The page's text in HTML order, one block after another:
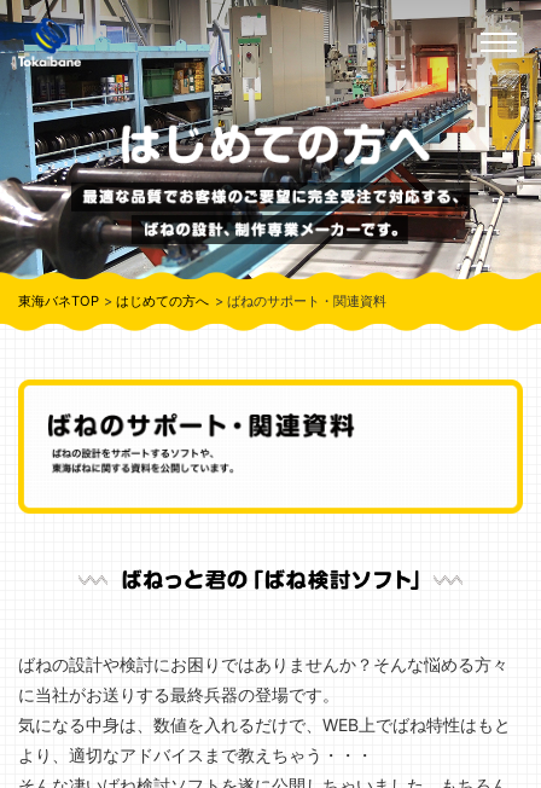
東海バネTOP はじめての方へ ばねのサポート・関連資料
ばねの設計や検討にお困りではありませんか？そんな悩める方々
に当社がお送りする最終兵器の登場です。
気になる中身は、数値を入れるだけで、WEB上でばね特性はもと
より、適切なアドバイスまで教えちゃう・・・